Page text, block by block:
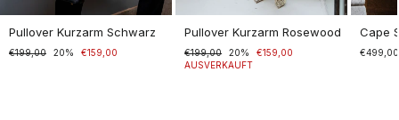
Pullover Kurzarm Schwarz
Normaler
€199,00
Sonderpreis20% €159,00
Pullover Kurzarm Rosewood
Normaler
Preis
€199,00
Sonderpreis20%
€159,00
AUSVERKAUFT
Cape
€499,00